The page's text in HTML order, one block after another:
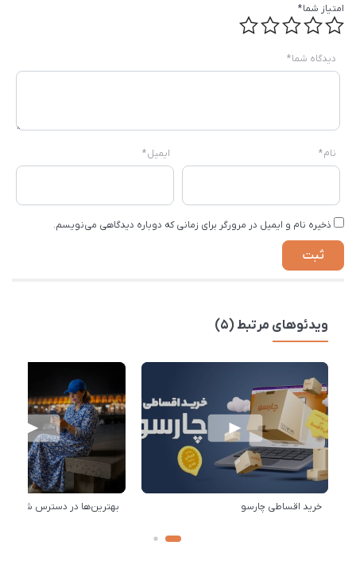
امتیاز شما*
دیدگاه شما*
نام* ایمیل*
ذخیره نام و ایمیل در مرورگر برای زمانی که دوباره دیدگاهی می‌نویسم.
ویدئوهای مرتبط (5)
خرید اقساطی چارسو بهترین‌ها در دسترس